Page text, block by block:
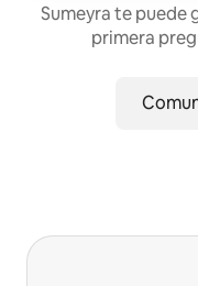
Sumeyra te puede
primera